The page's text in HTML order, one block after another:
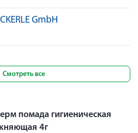
GmbH
Смотреть все
помада гигиеническая
4г